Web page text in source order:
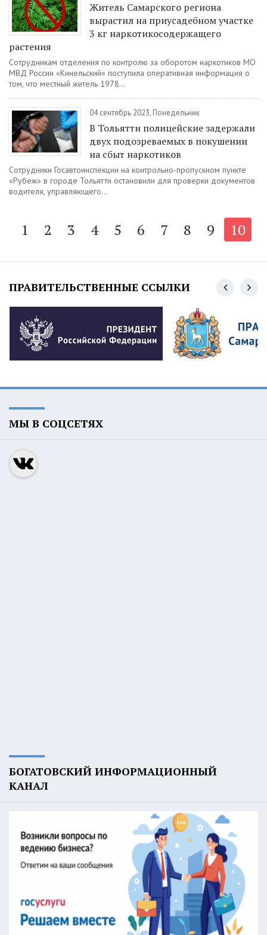
Житель Самарского региона
вырастил на приусадебном участке
3 кг наркотикосодержащего
растения
Сотрудникам отделения по контролю за оборотом наркотиков МО
МВД России «Кинельский» поступила оперативная информация о
том, что местный житель 1978...
04 сентябрь 2023, Понедельник
В Тольятти полицейские задержали
двух подозреваемых в покушении
на сбыт наркотиков
Сотрудники Госавтоинспекции на контрольно-пропускном пункте
«Рубеж» в городе Тольятти остановили для проверки документов
водителя, управляющего...
1 2 3 4 5 6 7 8 9 10
ПРАВИТЕЛЬСТВЕННЫЕ ССЫЛКИ
МЫ В СОЦСЕТЯХ
БОГАТОВСКИЙ ИНФОРМАЦИОННЫЙ
КАНАЛ